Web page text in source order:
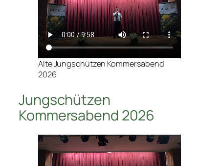
Alte Jungschützen Kommersabend
2026
Jungschützen
Kommersabend 2026